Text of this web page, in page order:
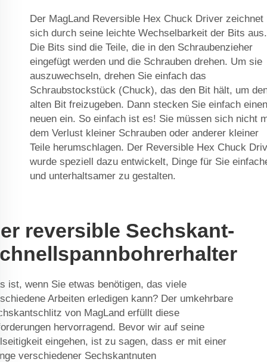
Der MagLand Reversible Hex Chuck Driver zeichnet
sich durch seine leichte Wechselbarkeit der Bits aus.
Die Bits sind die Teile, die in den Schraubenzieher
eingefügt werden und die Schrauben drehen. Um sie
auszuwechseln, drehen Sie einfach das
Schraubstockstück (Chuck), das den Bit hält, um
alten Bit freizugeben. Dann stecken Sie einfach einen
neuen ein. So einfach ist es! Sie müssen sich nicht
dem Verlust kleiner Schrauben oder anderer kleiner
Teile herumschlagen. Der Reversible Hex Chuck
wurde speziell dazu entwickelt, Dinge für Sie
und unterhaltsamer zu gestalten.
reversible Sechskant-
ist, wenn Sie etwas benötigen, das viele
Arbeiten erledigen kann? Der umkehrbare
von MagLand erfüllt diese
hervorragend. Bevor wir auf seine
eingehen, ist zu sagen, dass er mit einer
verschiedener Sechskantnuten